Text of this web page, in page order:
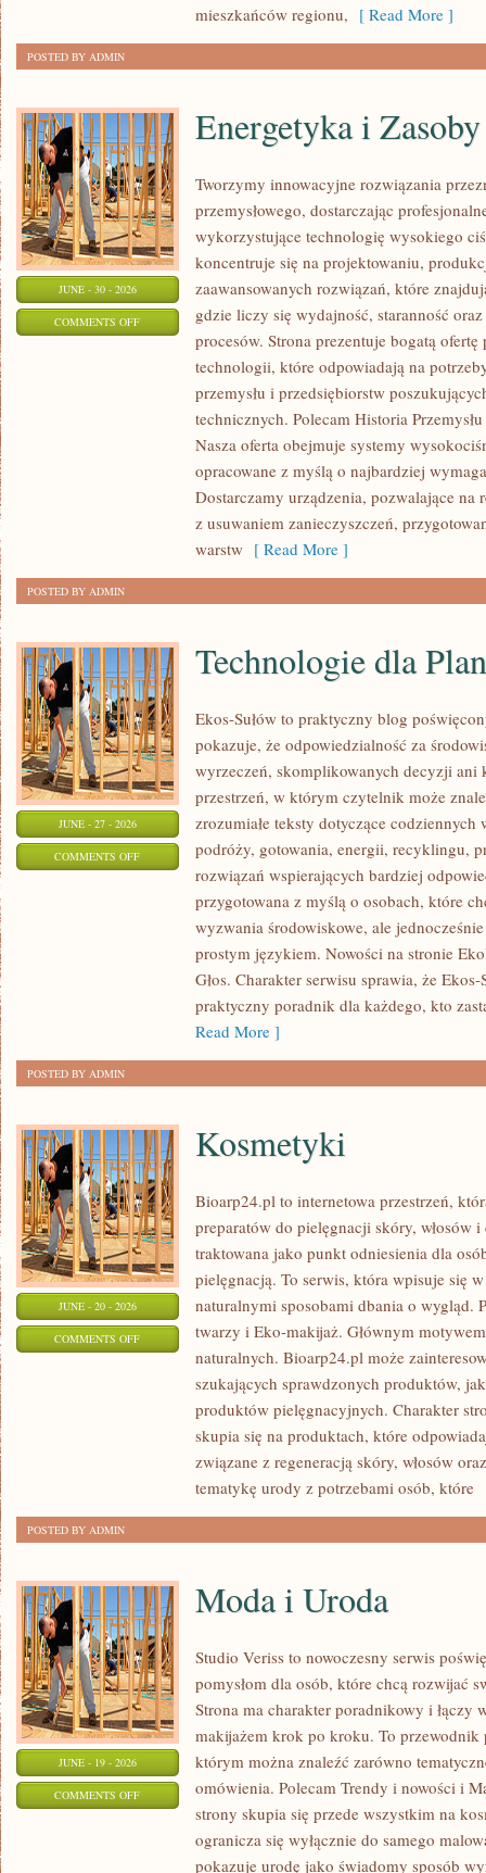
mieszkańców regionu, [ Read More ]
POSTED BY ADMIN
JUNE - 30 - 2026
COMMENTS OFFON
ENERGETYKA
Energetyka i Zasoby
Tworzymy innowacyjne rozwiązania
przemysłowego, dostarczając
wykorzystujące technologię wysokiego
koncentruje się na projektowaniu,
zaawansowanych rozwiązań, które
gdzie liczy się wydajność, staranność
procesów. Strona prezentuje bogatą ofertę
technologii, które odpowiadają na
przemysłu i przedsiębiorstw
technicznych. Polecam Historia
Nasza oferta obejmuje systemy
opracowane z myślą o najbardziej
Dostarczamy urządzenia, pozwalające na
z usuwaniem zanieczyszczeń,
warstw [ Read More ]
POSTED BY ADMIN
JUNE - 27 - 2026
COMMENTS OFFON
TECHNOLOGIE
Technologie dla
Ekos-Sułów to praktyczny blog
pokazuje, że odpowiedzialność za
wyrzeczeń, skomplikowanych decyzji ani
przestrzeń, w którym czytelnik może
zrozumiałe teksty dotyczące
podróży, gotowania, energii, recyklingu,
rozwiązań wspierających bardziej
przygotowana z myślą o osobach, które
wyzwania środowiskowe, ale
prostym językiem. Nowości na stronie
Głos. Charakter serwisu sprawia, że
praktyczny poradnik dla każdego, kto
Read More ]
POSTED BY ADMIN
JUNE - 20 - 2026
COMMENTS OFFON
KOSMETYKI
Kosmetyki
Bioarp24.pl to internetowa przestrzeń,
preparatów do pielęgnacji skóry, włosów i
traktowana jako punkt odniesienia dla
pielęgnacją. To serwis, która wpisuje się
naturalnymi sposobami dbania o wygląd.
twarzy i Eko-makijaż. Głównym
naturalnych. Bioarp24.pl może
szukających sprawdzonych produktów,
produktów pielęgnacyjnych. Charakter
skupia się na produktach, które
związane z regeneracją skóry, włosów
tematykę urody z potrzebami osób, które
POSTED BY ADMIN
JUNE - 19 - 2026
COMMENTS OFFON
Moda i Uroda
Studio Veriss to nowoczesny serwis
pomysłom dla osób, które chcą rozwijać
Strona ma charakter poradnikowy i łączy
makijażem krok po kroku. To
którym można znaleźć zarówno
omówienia. Polecam Trendy i nowości i
strony skupia się przede wszystkim na
ogranicza się wyłącznie do samego
pokazuje urodę jako świadomy sposób